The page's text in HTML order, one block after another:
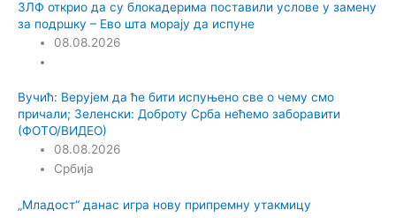
ЗЛФ открио да су блокадерима поставили услове у замену
за подршку – Ево шта морају да испуне
08.08.2026
Вучић: Верујем да ће бити испуњено све о чему смо
причали; Зеленски: Доброту Срба нећемо заборавити
(ФОТО/ВИДЕО)
08.08.2026
Србија
„Младост“ данас игра нову припремну утакмицу